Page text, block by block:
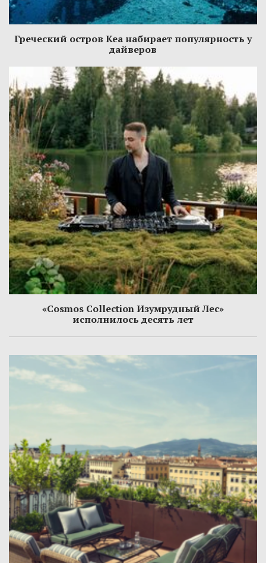
Греческий остров Кеа набирает популярность у
дайверов
«Cosmos Collection Изумрудный Лес»
исполнилось десять лет